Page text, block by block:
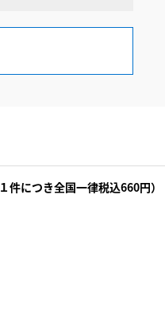
件につき全国一律税込660円）